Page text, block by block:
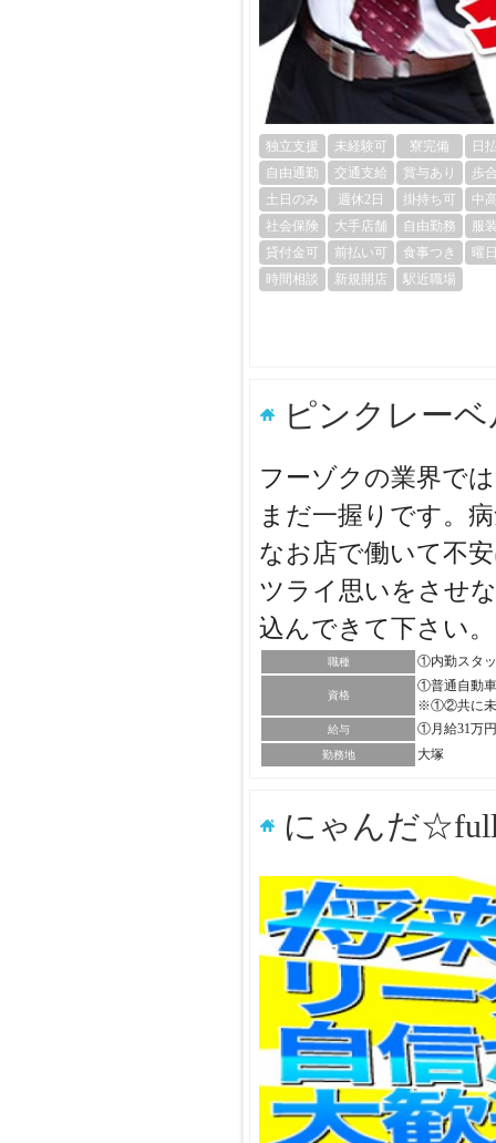
独立支援 未経験可 寮完備
日
自由通勤
交通支給 賞与あり
歩
土日のみ
週休2日 掛持ち可
中
社会保険
大手店舗 自由勤務
服
貸付金可
前払い可 食事つき
曜
時間相談
新規開店 駅近職場
ピンクレー
フーゾクの業界で
まだ一握りです。
なお店で働いて不
ツライ思いをさせ
込んできて下さい
職種 ①内勤スタ
資格
①普通自動
※①②共に未
給与 ①月給31万
勤務地 大塚
にゃんだ